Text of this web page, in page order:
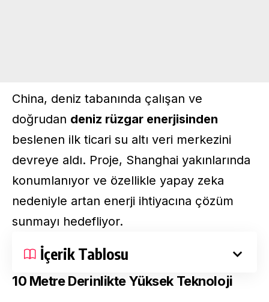
China, deniz tabanında çalışan ve
doğrudan deniz rüzgar enerjisinden
beslenen ilk ticari su altı veri merkezini
devreye aldı. Proje, Shanghai yakınlarında
konumlanıyor ve özellikle yapay zeka
nedeniyle artan enerji ihtiyacına çözüm
sunmayı hedefliyor.
İçerik Tablosu
10 Metre Derinlikte Yüksek Teknoloji